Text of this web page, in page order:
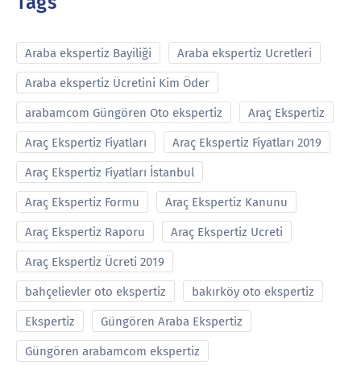
Araba ekspertiz Bayiliği Araba ekspertiz Ucretleri
Araba ekspertiz Ücretini Kim Öder
arabamcom Güngören Oto ekspertiz Araç Ekspertiz
Araç Ekspertiz Fiyatları Araç Ekspertiz Fiyatları 2019
Araç Ekspertiz Fiyatları İstanbul
Araç Ekspertiz Formu Araç Ekspertiz Kanunu
Araç Ekspertiz Raporu Araç Ekspertiz Ucreti
Araç Ekspertiz Ücreti 2019
bahçelievler oto ekspertiz bakırköy oto ekspertiz
Ekspertiz Güngören Araba Ekspertiz
Güngören arabamcom ekspertiz